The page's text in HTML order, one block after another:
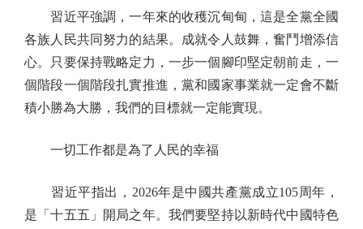
習近平強調，一年來的收穫沉甸甸，這是全黨全國
各族人民共同努力的結果。成就令人鼓舞，奮鬥增添信
心。只要保持戰略定力，一步一個腳印堅定朝前走，一
個階段一個階段扎實推進，黨和國家事業就一定會不斷
積小勝為大勝，我們的目標就一定能實現。
一切工作都是為了人民的幸福
習近平指出，2026年是中國共產黨成立105周年，
是「十五五」開局之年。我們要堅持以新時代中國特色